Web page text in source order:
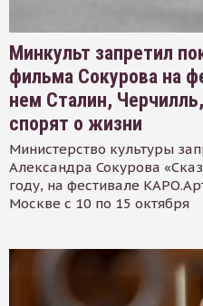
Минкульт запретил
фильма Сокурова на
нем Сталин,
спорят о жизни
Министерство культуры
Александра Сокурова
году, на фестивале
Москве с 10 по 15 октября